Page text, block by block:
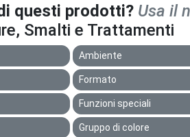
questi prodotti? Usa il
Smalti e Trattamenti
Ambiente
Formato
Funzioni speciali
Gruppo di colore